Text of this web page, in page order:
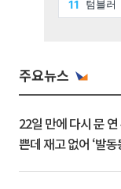
주요뉴스
22일 만에 다시 문
쁜데 재고 없어 ‘발